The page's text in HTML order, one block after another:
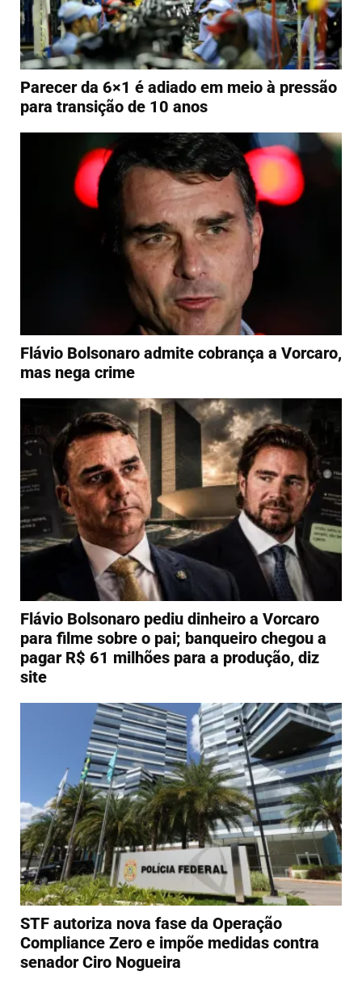
Parecer da 6×1 é adiado em meio à pressão
para transição de 10 anos
Flávio Bolsonaro admite cobrança a Vorcaro,
mas nega crime
Flávio Bolsonaro pediu dinheiro a Vorcaro
para filme sobre o pai; banqueiro chegou a
pagar R$ 61 milhões para a produção, diz
site
STF autoriza nova fase da Operação
Compliance Zero e impõe medidas contra
senador Ciro Nogueira